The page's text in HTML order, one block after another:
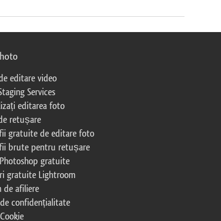
editare video
Services
editarea foto
retușare
gratuite de editare foto
brute pentru retușare
gratuite
gratuite Lightroom
de afiliere
confidențialitate